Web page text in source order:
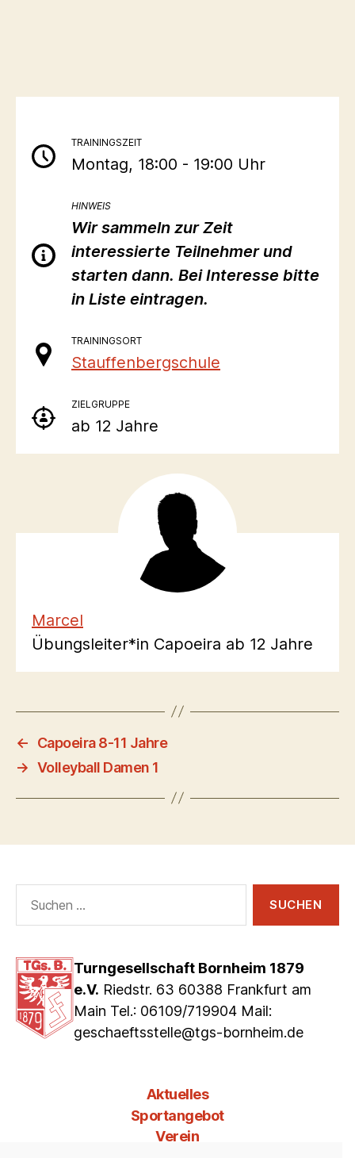
TRAININGSZEIT
Montag, 18:00 - 19:00 Uhr
HINWEIS
Wir sammeln zur Zeit
interessierte Teilnehmer und
starten dann. Bei Interesse bitte
in Liste eintragen.
TRAININGSORT
Stauffenbergschule
ZIELGRUPPE
ab 12 Jahre
Marcel
Übungsleiter*in Capoeira ab 12 Jahre
←
Capoeira 8-11 Jahre
→ Volleyball Damen 1
Turngesellschaft Bornheim 1879
e.V. Riedstr. 63 60388 Frankfurt am
Main Tel.: 06109/719904 Mail:
geschaeftsstelle@tgs-bornheim.de
nach:
Aktuelles
Sportangebot
Verein